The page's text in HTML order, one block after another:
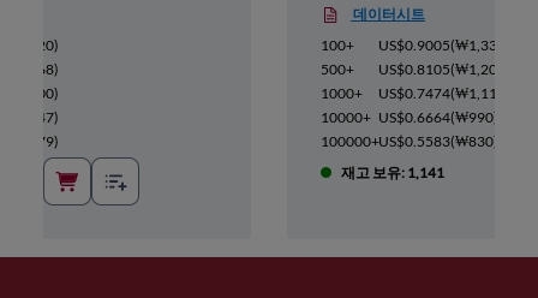
)
)
)
)
)
데이터시트
100+
US$0.9005(₩1,338
500+
US$0.8105(₩1,204
1000+
US$0.7474(₩1,111
10000+ US$0.6664(₩990)
100000+US$0.5583(₩830)
재고 보유: 1,141